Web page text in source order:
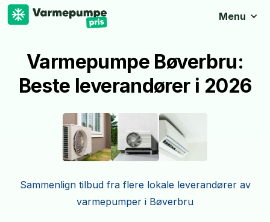
Menu
Varmepumpe Bøverbru:
Beste leverandører i 2026
Sammenlign tilbud fra flere lokale leverandører av
varmepumper i Bøverbru